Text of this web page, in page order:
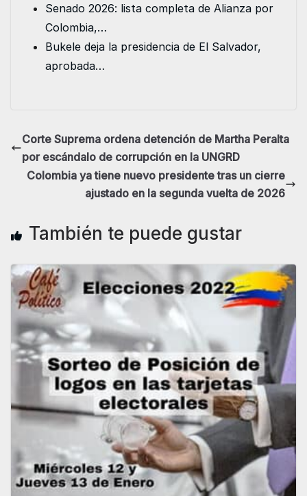
Senado 2026: lista completa de Alianza por
Colombia,…
Bukele deja la presidencia de El Salvador,
aprobada…
Corte Suprema ordena detención de Martha Peralta
por escándalo de corrupción en la UNGRD
Colombia ya tiene nuevo presidente tras un cierre
ajustado en la segunda vuelta de 2026
También te puede gustar